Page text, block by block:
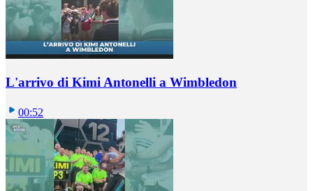
L'arrivo di Kimi Antonelli a Wimbledon
00:52